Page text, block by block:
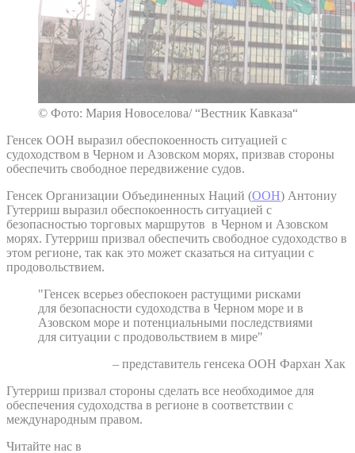
© Фото: Мария Новоселова/ “Вестник Кавказа“
Генсек ООН выразил обеспокоенность ситуацией с
судоходством в Черном и Азовском морях, призвав стороны
обеспечить свободное передвижение судов.
Генсек Организации Объединенных Наций (ООН) Антониу
Гутерриш выразил обеспокоенность ситуацией с
безопасностью торговых маршрутов в Черном и Азовском
морях. Гутерриш призвал обеспечить свободное судоходство в
этом регионе, так как это может сказаться на ситуации с
продовольствием.
"Генсек всерьез обеспокоен растущими рисками
для безопасности судоходства в Черном море и в
Азовском море и потенциальными последствиями
для ситуации с продовольствием в мире"
– представитель генсека ООН Фархан Хак
Гутерриш призвал стороны сделать все необходимое для
обеспечения судоходства в регионе в соответствии с
международным правом.
Читайте нас в